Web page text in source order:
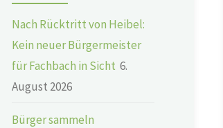
Nach Rücktritt von Heibel:
Kein neuer Bürgermeister
für Fachbach in Sicht 6.
August 2026
Bürger sammeln